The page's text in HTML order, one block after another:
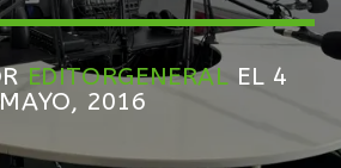
EDITORGENERAL EL 4
MAYO, 2016